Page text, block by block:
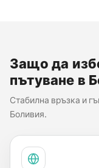
Защо да
пътуване в
Стабилна връзка и
Боливия.